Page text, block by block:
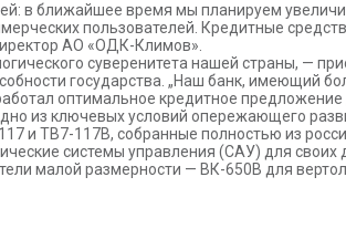
в ближайшее время мы планируем
пользователей. Кредитные
АО «ОДК-Климов».
суверенитета нашей страны, —
государства. „Наш банк, имеющий
оптимальное кредитное
из ключевых условий опережающего
и ТВ7-117В, собранные полностью из
системы управления (САУ) для своих
малой размерности — ВК-650В для